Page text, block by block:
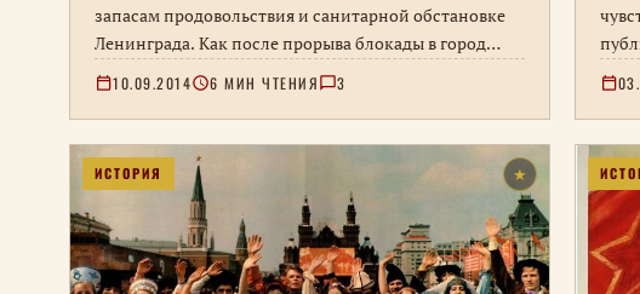
запасам продовольствия и санитарной обстановке
Ленинграда. Как после прорыва блокады в город
доставляли кошек для борьбы с грызунами.
10.09.2014 6 МИН ЧТЕНИЯ 3
ИСТОРИЯ ★